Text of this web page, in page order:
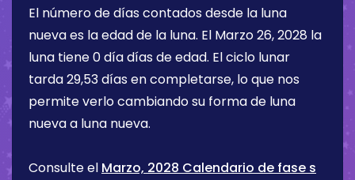
El número de días contados desde la luna
nueva es la edad de la luna. El Marzo 26, 2028 la
luna tiene0 díadías de edad. El ciclo lunar
tarda 29,53 días en completarse, lo que nos
permite verlo cambiando su forma de luna
nueva a luna nueva.
Consulte el Marzo, 2028 Calendario de fase s